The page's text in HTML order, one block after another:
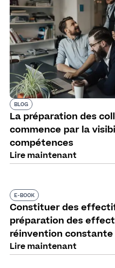
BLOG
La préparation des
commence par la
compétences
Lire maintenant
E-BOOK
Constituer des
préparation des
réinvention constante
Lire maintenant